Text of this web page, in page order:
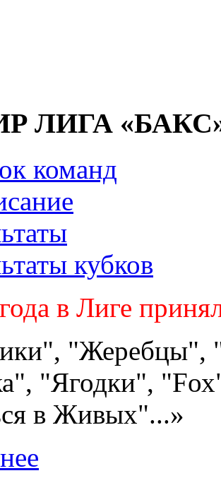
ЛИГА
команд
кубков
в Лиге
"Жеребцы",
"Ягодки",
в Живых"...»